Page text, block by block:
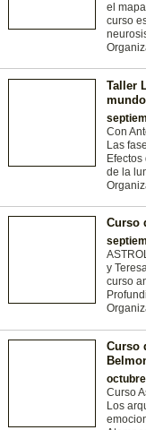
el
curso
Taller
Con
Las
de la
Curso
y
curso
Curso
Curso
Los